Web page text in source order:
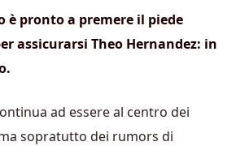
è pronto a premere il piede
assicurarsi Theo Hernandez: in
ad essere al centro dei
sopratutto dei rumors di